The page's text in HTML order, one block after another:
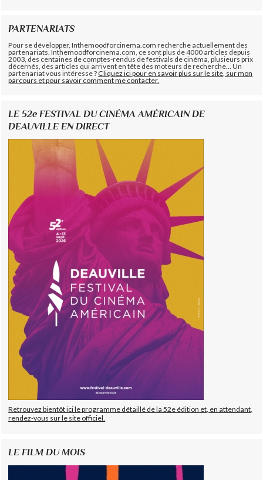
PARTENARIATS
Pour se développer, Inthemoodforcinema.com recherche actuellement des
partenariats. Inthemoodforcinema.com, ce sont plus de 4000 articles depuis
2003, des centaines de comptes-rendus de festivals de cinéma, plusieurs prix
décernés, des articles qui arrivent en tête des moteurs de recherche... Un
partenariat vous intéresse ?Cliquez ici pour en savoir plus sur le site, sur mon
parcours et pour savoir comment me contacter.
LE 52e FESTIVAL DU CINÉMA AMÉRICAIN DE
DEAUVILLE EN DIRECT
Retrouvez bientôt ici le programme détaillé de la 52e édition et, en attendant,
rendez-vous sur le site officiel.
LE FILM DU MOIS